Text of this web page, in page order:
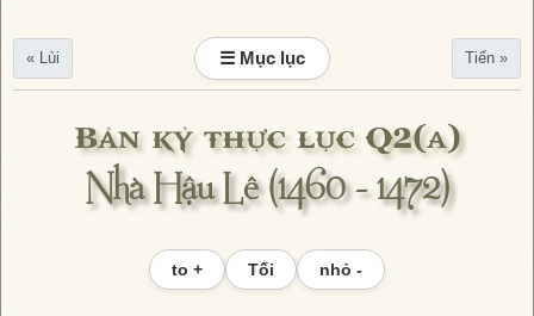
« Lùi ☰ Mục lục Tiến »
Bản kỷ thực lục Q2(a)
Nhà Hậu Lê (1460 - 1472)
to + Tối nhỏ -